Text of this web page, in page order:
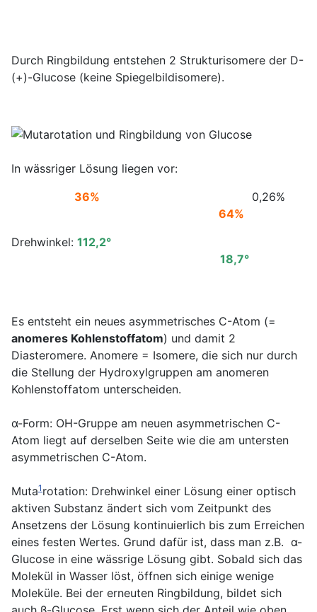
Durch Ringbildung entstehen 2 Strukturisomere der D-
(+)-Glucose (keine Spiegelbildisomere).
In wässriger Lösung liegen vor:
36% 0,26%
64%
Drehwinkel: 112,2°
18,7°
Es entsteht ein neues asymmetrisches C-Atom (=
anomeres Kohlenstoffatom) und damit 2
Diasteromere. Anomere = Isomere, die sich nur durch
die Stellung der Hydroxylgruppen am anomeren
Kohlenstoffatom unterscheiden.
α-Form: OH-Gruppe am neuen asymmetrischen C-
Atom liegt auf derselben Seite wie die am untersten
asymmetrischen C-Atom.
Muta1 rotation: Drehwinkel einer Lösung einer optisch
aktiven Substanz ändert sich vom Zeitpunkt des
Ansetzens der Lösung kontinuierlich bis zum Erreichen
eines festen Wertes. Grund dafür ist, dass man z.B. α-
Glucose in eine wässrige Lösung gibt. Sobald sich das
Molekül in Wasser löst, öffnen sich einige wenige
Moleküle. Bei der erneuten Ringbildung, bildet sich